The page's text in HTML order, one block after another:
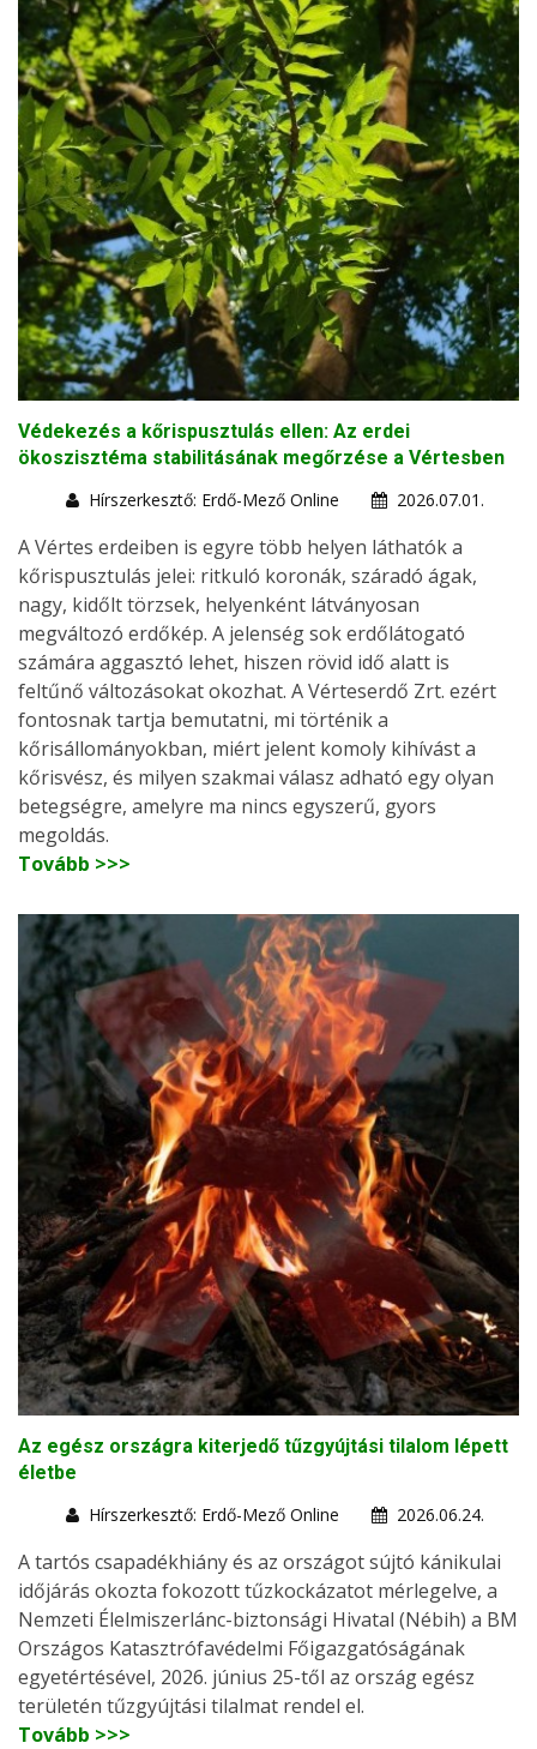
Védekezés a kőrispusztulás ellen: Az erdei
ökoszisztéma stabilitásának megőrzése a Vértesben
Hírszerkesztő: Erdő-Mező Online
2026.07.01.
A Vértes erdeiben is egyre több helyen láthatók a
kőrispusztulás jelei: ritkuló koronák, száradó ágak,
nagy, kidőlt törzsek, helyenként látványosan
megváltozó erdőkép. A jelenség sok erdőlátogató
számára aggasztó lehet, hiszen rövid idő alatt is
feltűnő változásokat okozhat. A Vérteserdő Zrt. ezért
fontosnak tartja bemutatni, mi történik a
kőrisállományokban, miért jelent komoly kihívást a
kőrisvész, és milyen szakmai válasz adható egy olyan
betegségre, amelyre ma nincs egyszerű, gyors
megoldás.
Tovább >>>
Az egész országra kiterjedő tűzgyújtási tilalom lépett
életbe
Hírszerkesztő: Erdő-Mező Online
2026.06.24.
A tartós csapadékhiány és az országot sújtó kánikulai
időjárás okozta fokozott tűzkockázatot mérlegelve, a
Nemzeti Élelmiszerlánc-biztonsági Hivatal (Nébih) a BM
Országos Katasztrófavédelmi Főigazgatóságának
egyetértésével, 2026. június 25-től az ország egész
területén tűzgyújtási tilalmat rendel el.
Tovább >>>